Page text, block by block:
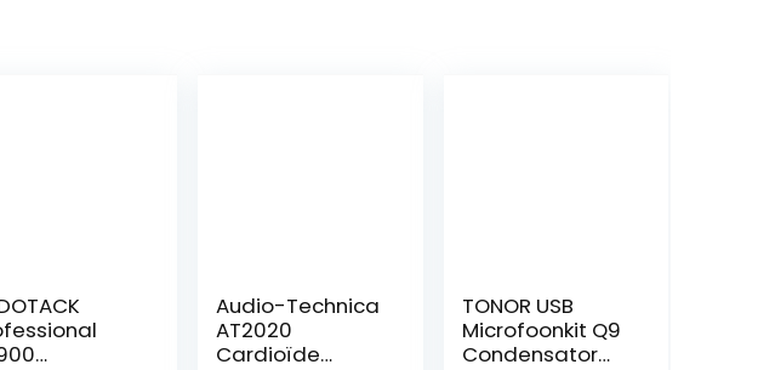
Audio-Technica
AT2020
Cardioïde
TONOR USB
Microfoonkit Q9
Condensator